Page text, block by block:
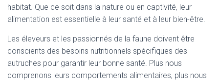
habitat. Que ce soit dans la nature ou en captivité, leur
alimentation est essentielle à leur santé et à leur bien-être.
Les éleveurs et les passionnés de la faune doivent être
conscients des besoins nutritionnels spécifiques des
autruches pour garantir leur bonne santé. Plus nous
comprenons leurs comportements alimentaires, plus nous